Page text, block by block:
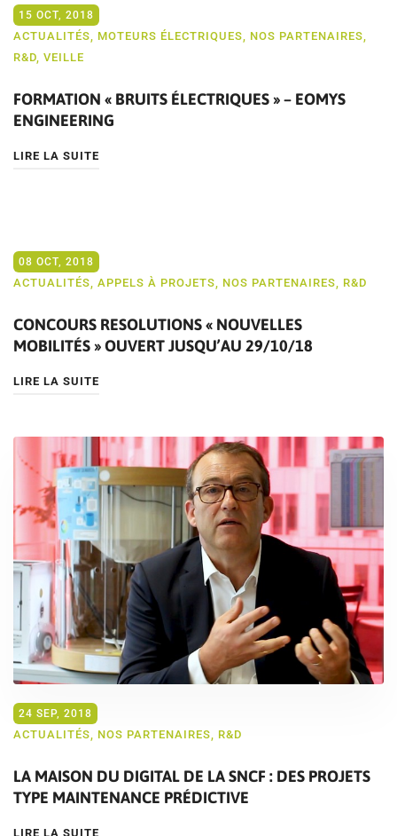
15 OCT, 2018
ACTUALITÉS, MOTEURS ÉLECTRIQUES, NOS PARTENAIRES,
R&D, VEILLE
FORMATION « BRUITS ÉLECTRIQUES » – EOMYS
ENGINEERING
LIRE LA SUITE
08 OCT, 2018
ACTUALITÉS, APPELS À PROJETS, NOS PARTENAIRES, R&D
CONCOURS RESOLUTIONS « NOUVELLES
MOBILITÉS » OUVERT JUSQU’AU 29/10/18
LIRE LA SUITE
24 SEP, 2018
ACTUALITÉS NOS PARTENAIRES R&D
LA MAISON DU DIGITAL DE LA SNCF : DES PROJETS
TYPE MAINTENANCE PRÉDICTIVE
LIRE LA SUITE